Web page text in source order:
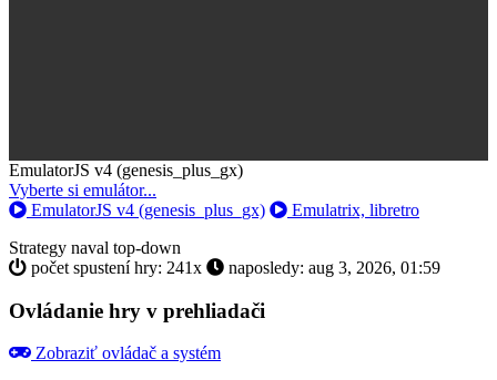
EmulatorJS v4 (genesis_plus_gx)Toggle
Vyberte si emulátor...
EmulatorJS v4 (genesis_plus_gx)
Emulatrix, libretro
Strategy naval top-down
počet spustení hry: 241x
naposledy: aug 3, 2026, 01:59
Ovládanie hry v prehliadači
Zobraziť ovládač a systém